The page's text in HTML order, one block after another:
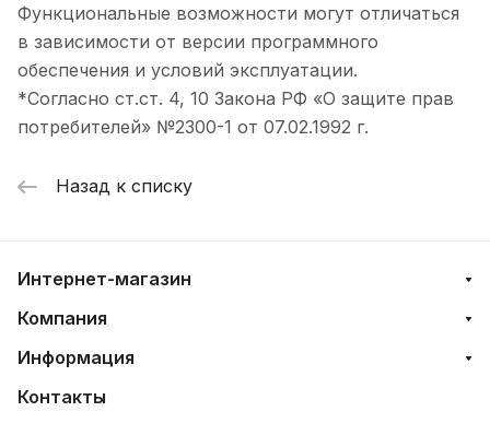
Функциональные возможности могут отличаться
в зависимости от версии программного
обеспечения и условий эксплуатации.
*Согласно ст.ст. 4, 10 Закона РФ «О защите прав
потребителей» №2300-1 от 07.02.1992 г.
Назад к списку
Интернет-магазин
Компания
Информация
Контакты